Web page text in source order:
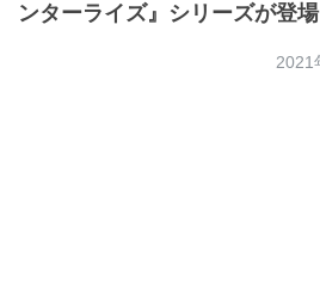
ンターライズ』シリーズが登場
2021